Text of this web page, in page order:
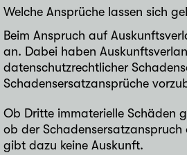
Welche Ansprüche lassen sich
Beim Anspruch auf
an. Dabei haben
datenschutzrechtlicher
Schadensersatzansprüche
Ob Dritte immaterielle Schäden
ob der
gibt dazu keine Auskunft.